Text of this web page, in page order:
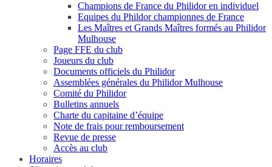
Champions de France du Philidor en individuel
Equipes du Phildor championnes de France
Les Maîtres et Grands Maîtres formés au Philidor
Mulhouse
Page FFE du club
Joueurs du club
Documents officiels du Philidor
Assemblées générales du Philidor Mulhouse
Comité du Philidor
Bulletins annuels
Charte du capitaine d’équipe
Note de frais pour remboursement
Revue de presse
Accès au club
Horaires